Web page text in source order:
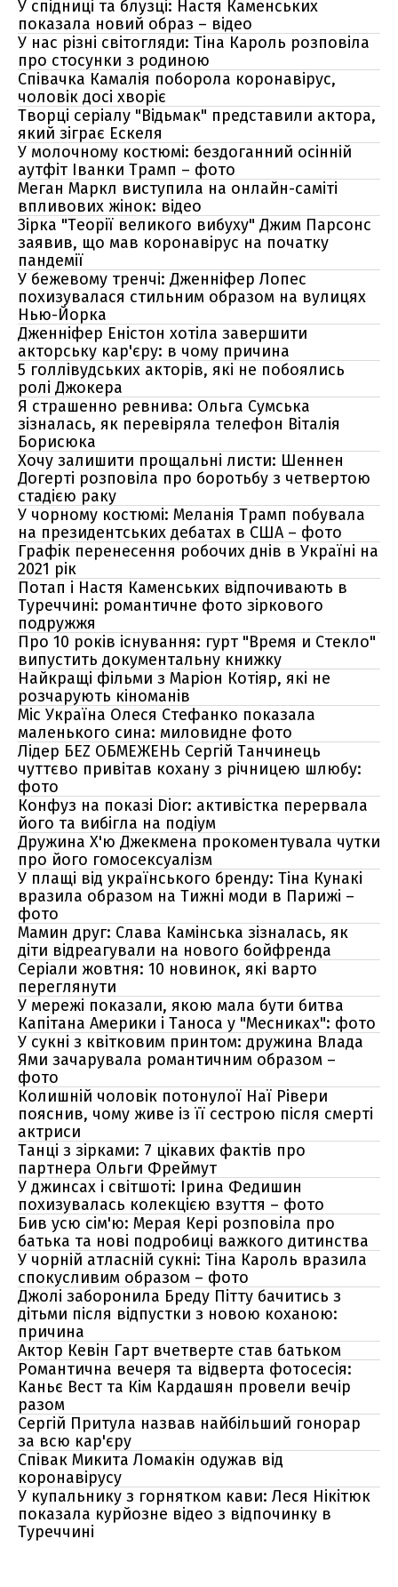
У спідниці та блузці: Настя Каменських
показала новий образ – відео
У нас різні світогляди: Тіна Кароль розповіла
про стосунки з родиною
Співачка Камалія поборола коронавірус,
чоловік досі хворіє
Творці серіалу "Відьмак" представили актора,
який зіграє Ескеля
У молочному костюмі: бездоганний осінній
аутфіт Іванки Трамп – фото
Меган Маркл виступила на онлайн-саміті
впливових жінок: відео
Зірка "Теорії великого вибуху" Джим Парсонс
заявив, що мав коронавірус на початку
пандемії
У бежевому тренчі: Дженніфер Лопес
похизувалася стильним образом на вулицях
Нью-Йорка
Дженніфер Еністон хотіла завершити
акторську кар'єру: в чому причина
5 голлівудських акторів, які не побоялись
ролі Джокера
Я страшенно ревнива: Ольга Сумська
зізналась, як перевіряла телефон Віталія
Борисюка
Хочу залишити прощальні листи: Шеннен
Догерті розповіла про боротьбу з четвертою
стадією раку
У чорному костюмі: Меланія Трамп побувала
на президентських дебатах в США – фото
Графік перенесення робочих днів в Україні на
2021 рік
Потап і Настя Каменських відпочивають в
Туреччині: романтичне фото зіркового
подружжя
Про 10 років існування: гурт "Время и Стекло"
випустить документальну книжку
Найкращі фільми з Маріон Котіяр, які не
розчарують кіноманів
Міс Україна Олеся Стефанко показала
маленького сина: миловидне фото
Лідер БЕZ ОБМЕЖЕНЬ Сергій Танчинець
чуттєво привітав кохану з річницею шлюбу:
фото
Конфуз на показі Dior: активістка перервала
його та вибігла на подіум
Дружина Х'ю Джекмена прокоментувала чутки
про його гомосексуалізм
У плащі від українського бренду: Тіна Кунакі
вразила образом на Тижні моди в Парижі –
фото
Мамин друг: Слава Камінська зізналась, як
діти відреагували на нового бойфренда
Серіали жовтня: 10 новинок, які варто
переглянути
У мережі показали, якою мала бути битва
Капітана Америки і Таноса у "Месниках": фото
У сукні з квітковим принтом: дружина Влада
Ями зачарувала романтичним образом –
фото
Колишній чоловік потонулої Наї Рівери
пояснив, чому живе із її сестрою після смерті
актриси
Танці з зірками: 7 цікавих фактів про
партнера Ольги Фреймут
У джинсах і світшоті: Ірина Федишин
похизувалась колекцією взуття – фото
Бив усю сім'ю: Мерая Кері розповіла про
батька та нові подробиці важкого дитинства
У чорній атласній сукні: Тіна Кароль вразила
спокусливим образом – фото
Джолі заборонила Бреду Пітту бачитись з
дітьми після відпустки з новою коханою:
причина
Актор Кевін Гарт вчетверте став батьком
Романтична вечеря та відверта фотосесія:
Каньє Вест та Кім Кардашян провели вечір
разом
Сергій Притула назвав найбільший гонорар
за всю кар'єру
Співак Микита Ломакін одужав від
коронавірусу
У купальнику з горнятком кави: Леся Нікітюк
показала курйозне відео з відпочинку в
Туреччині